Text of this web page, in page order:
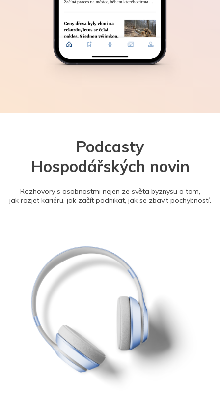
Podcasty
Hospodářských novin
Rozhovory s osobnostmi nejen ze světa byznysu o tom,
jak rozjet kariéru, jak začít podnikat, jak se zbavit pochybností.